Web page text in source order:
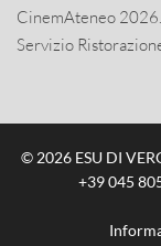
CinemAteneo 2026.
Servizio
© 2026 ESU DI
+39 045